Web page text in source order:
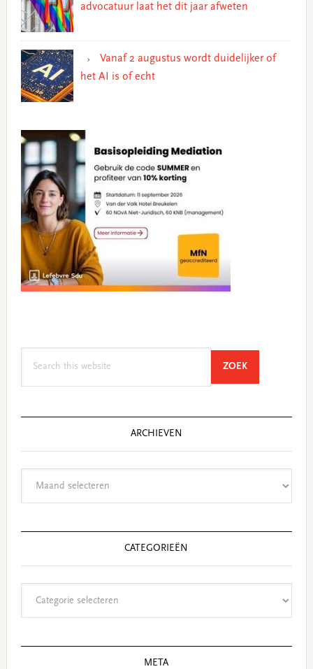
advocatuur laat het dit jaar afweten
Vanaf 2 augustus wordt duidelijker of
het AI is of echt
ZOEKSEARCH
ARCHIEVEN
CATEGORIEËN
META